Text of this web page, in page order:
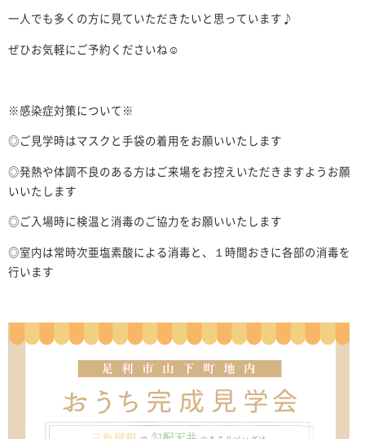
一人でも多くの方に見ていただきたいと思っています♪
ぜひお気軽にご予約くださいね☺
※感染症対策について※
◎ご見学時はマスクと手袋の着用をお願いいたします
◎発熱や体調不良のある方はご来場をお控えいただきますようお願
いいたします
◎ご入場時に検温と消毒のご協力をお願いいたします
◎室内は常時次亜塩素酸による消毒と、１時間おきに各部の消毒を
行います